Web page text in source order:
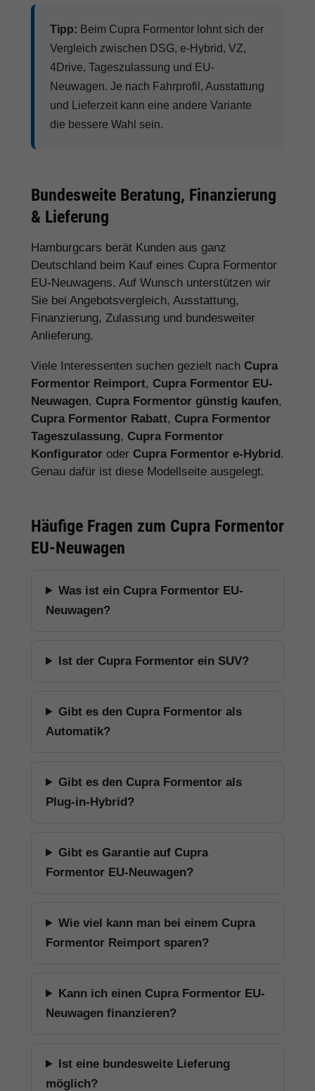
Tipp: Beim Cupra Formentor lohnt sich der
Vergleich zwischen DSG, e-Hybrid, VZ,
4Drive, Tageszulassung und EU-
Neuwagen. Je nach Fahrprofil, Ausstattung
und Lieferzeit kann eine andere Variante
die bessere Wahl sein.
Bundesweite Beratung, Finanzierung
& Lieferung
Hamburgcars berät Kunden aus ganz
Deutschland beim Kauf eines Cupra Formentor
EU-Neuwagens. Auf Wunsch unterstützen wir
Sie bei Angebotsvergleich, Ausstattung,
Finanzierung, Zulassung und bundesweiter
Anlieferung.
Viele Interessenten suchen gezielt nach Cupra
Formentor Reimport, Cupra Formentor EU-
Neuwagen, Cupra Formentor günstig kaufen,
Cupra Formentor Rabatt, Cupra Formentor
Tageszulassung, Cupra Formentor
Konfigurator oder Cupra Formentor e-Hybrid.
Genau dafür ist diese Modellseite ausgelegt.
Häufige Fragen zum Cupra Formentor
EU-Neuwagen
Was ist ein Cupra Formentor EU-
Neuwagen?
Ist der Cupra Formentor ein SUV?
Gibt es den Cupra Formentor als
Automatik?
Gibt es den Cupra Formentor als
Plug-in-Hybrid?
Gibt es Garantie auf Cupra
Formentor EU-Neuwagen?
Wie viel kann man bei einem Cupra
Formentor Reimport sparen?
Kann ich einen Cupra Formentor EU-
Neuwagen finanzieren?
Ist eine bundesweite Lieferung
möglich?